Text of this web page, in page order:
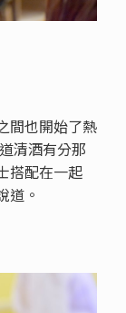
間也開始了熱
清酒有分那
搭配在一起
道。